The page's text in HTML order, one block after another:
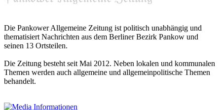
Die Pankower Allgemeine Zeitung ist politisch unabhängig und
thematisiert Nachrichten aus dem Berliner Bezirk Pankow und
seinen 13 Ortsteilen.
Die Zeitung besteht seit Mai 2012. Neben lokalen und kommunalen
Themen werden auch allgemeine und allgemeinpolitische Themen
behandelt.